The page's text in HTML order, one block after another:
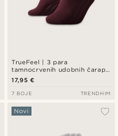
TrueFeel | 3 para
tamnocrvenih udobnih čarapa
iznad gležnja od bambusa
17,95 €
7 BOJE TRENDHIM
Novi